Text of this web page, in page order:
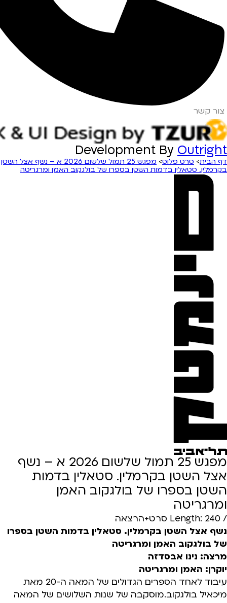
צור קשר
Development By Outright
דף הבית> סרט פלוס>
מפגש 25 תמול שלשום 2026 א – נשף אצל השטן
בקרמלין. סטאלין בדמות השטן בספרו של בולגקוב האמן ומרגריטה
מפגש 25 תמול שלשום 2026 א – נשף
אצל השטן בקרמלין. סטאלין בדמות
השטן בספרו של בולגקוב האמן
ומרגריטה
/ Length: 240 סרט+הרצאה
נשף אצל השטן בקרמלין. סטאלין בדמות השטן בספרו
של בולגקוב האמן ומרגריטה
מרצה: נינו אבסדזה
יוקרן: האמן ומרגריטה
עיבוד לאחד הספרים הגדולים של המאה ה-20 מאת
מיכאיל בולגקוב.מוסקבה של שנות השלושים של המאה